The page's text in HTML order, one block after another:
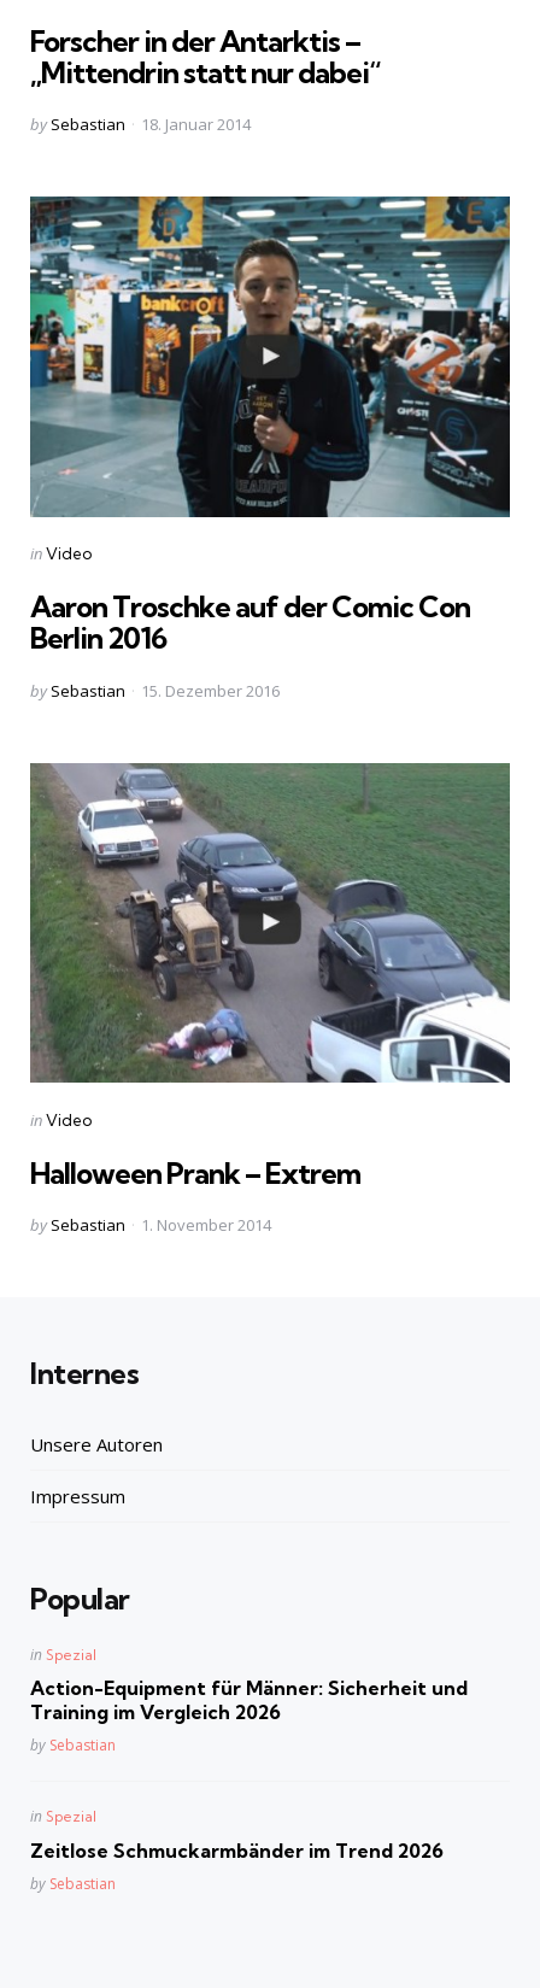
Forscher in der Antarktis –
„Mittendrin statt nur dabei“
Posted
by Sebastian 18. Januar 2014
Categories
Posted
inVideo
Aaron Troschke auf der Comic Con
Berlin 2016
Posted
by Sebastian 15. Dezember 2016
Categories
Posted
inVideo
Halloween Prank – Extrem
Posted
by Sebastian 1. November 2014
Internes
Unsere Autoren
Impressum
Popular
Posted
in Spezial
Action-Equipment für Männer: Sicherheit und
Training im Vergleich 2026
Posted
by Sebastian
Posted
in Spezial
Zeitlose Schmuckarmbänder im Trend 2026
Posted
by Sebastian